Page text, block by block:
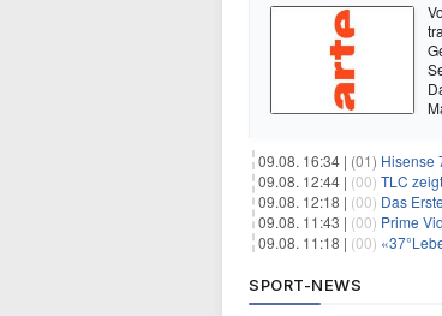
09.08. 16:34 | (01) Hisense
09.08. 12:44 | (00) TLC
09.08. 12:18 | (00) Das
09.08. 11:43 | (00) Prime
09.08. 11:18 | (00)
SPORT-NEWS